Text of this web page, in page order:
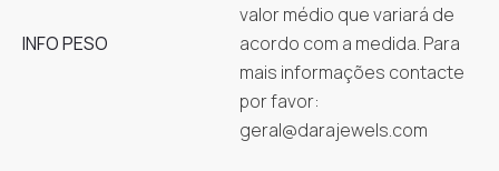
INFO PESO
valor médio que variará de
acordo com a medida. Para
mais informações contacte
por favor:
geral@darajewels.com